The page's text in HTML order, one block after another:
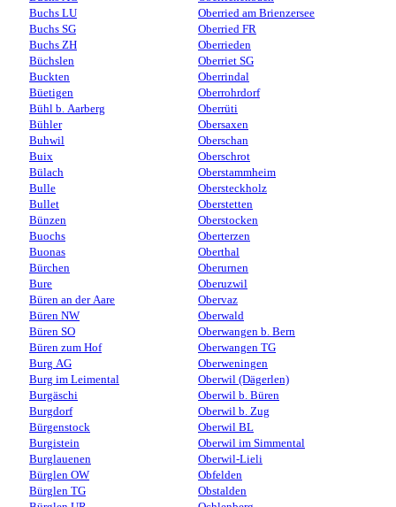
Buchs LU
Buchs SG
Buchs ZH
Büchslen
Buckten
Büetigen
Bühl b. Aarberg
Bühler
Buhwil
Buix
Bülach
Bulle
Bullet
Bünzen
Buochs
Buonas
Bürchen
Bure
Büren an der Aare
Büren NW
Büren SO
Büren zum Hof
Burg AG
Burg im Leimental
Burgäschi
Burgdorf
Bürgenstock
Burgistein
Burglauenen
Bürglen OW
Bürglen TG
Oberried am Brienzersee
Oberried FR
Oberrieden
Oberriet SG
Oberrindal
Oberrohrdorf
Oberrüti
Obersaxen
Oberschan
Oberschrot
Oberstammheim
Obersteckholz
Oberstetten
Oberstocken
Oberterzen
Oberthal
Oberurnen
Oberuzwil
Obervaz
Oberwald
Oberwangen b. Bern
Oberwangen TG
Oberweningen
Oberwil (Dägerlen)
Oberwil b. Büren
Oberwil b. Zug
Oberwil BL
Oberwil im Simmental
Oberwil-Lieli
Obfelden
Obstalden